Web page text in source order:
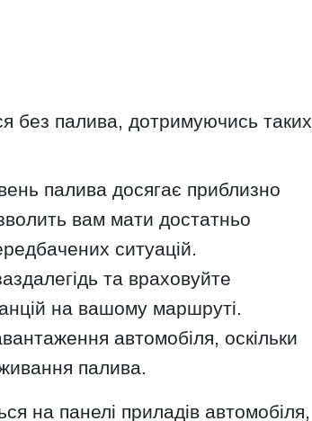
без палива, дотримуючись таких
палива досягає приблизно
вам мати достатньо
ситуацій.
та враховуйте
на вашому маршруті.
автомобіля, оскільки
палива.
на панелі приладів автомобіля,